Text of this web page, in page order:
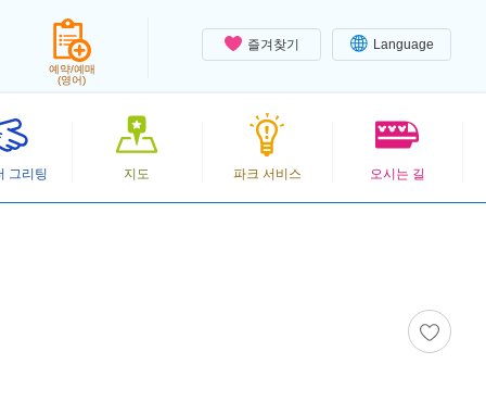
즐겨찾기 Language
예약/예매
(영어)
그리팅 지도 파크 서비스 오시는 길